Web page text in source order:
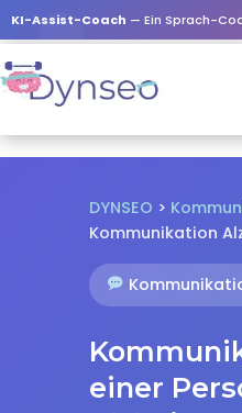
KI-Assist-Coach — Ein Sprach-Coach, der
DYNSEO >
Kommunikation
einer